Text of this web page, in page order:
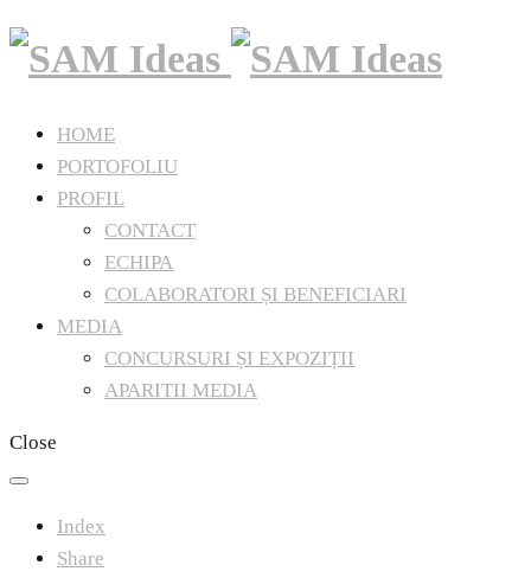
HOME
PORTOFOLIU
PROFIL
CONTACT
ECHIPA
COLABORATORI ȘI BENEFICIARI
MEDIA
CONCURSURI ȘI EXPOZIȚII
APARITII MEDIA
Close
Index
Share